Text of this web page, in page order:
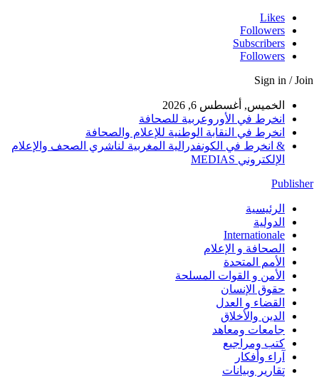
Likes
Followers
Subscribers
Followers
Sign in / Join
الخميس, أغسطس 6, 2026
انخرط في الأوروعربية للصحافة
انخرط في النقابة الوطنية للإعلام والصحافة
& انخرط في الكونفدرالية المغربية لناشري الصحف والإعلام
الإلكتروني MEDIAS
Publisher
الرئيسية
الدولية
Internationale
الصحافة و الإعلام
الأمم المتحدة
الأمن و القوات المسلحة
حقوق الإنسان
القضاء و العدل
الدين والأخلاق
جامعات ومعاهد
كتب ومراجيع
آراء وأفكار
تقارير وبيانات